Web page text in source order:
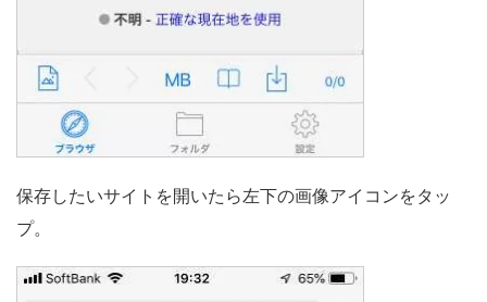
保存したいサイトを開いたら左下の画像アイコンをタッ
プ。